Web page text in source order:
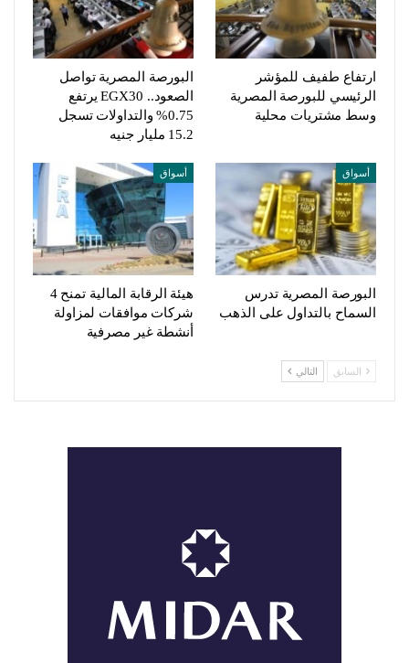
ارتفاع طفيف للمؤشر
الرئيسي للبورصة المصرية
وسط مشتريات محلية
البورصة المصرية تواصل
الصعود.. EGX30 يرتفع
0.75% والتداولات تسجل
15.2 مليار جنيه
أسواق
البورصة المصرية تدرس
السماح بالتداول على الذهب
أسواق
هيئة الرقابة المالية تمنح 4
شركات موافقات لمزاولة
أنشطة غير مصرفية
السابق التالي